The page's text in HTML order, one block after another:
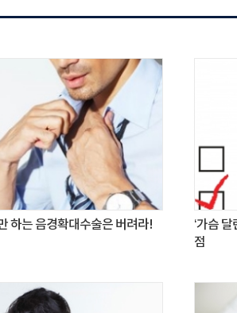
하는 음경확대수술은 버려라!
‘가슴
점